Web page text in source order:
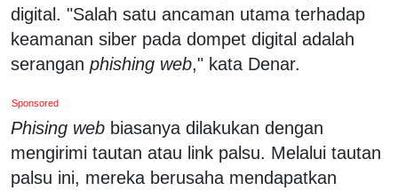
digital. "Salah satu ancaman utama terhadap
keamanan siber pada dompet digital adalah
serangan phishing web," kata Denar.
Sponsored
Phising web biasanya dilakukan dengan
mengirimi tautan atau link palsu. Melalui tautan
palsu ini, mereka berusaha mendapatkan